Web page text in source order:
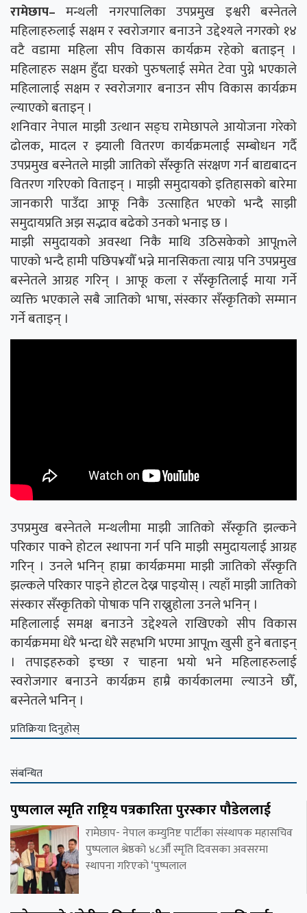
रामेछाप– मन्थली नगरपालिका उपप्रमुख इश्वरी बस्नेतले
महिलाहरुलाई सक्षम र स्वरोजगार बनाउने उद्देश्यले नगरको १४
वटै वडामा महिला सीप विकास कार्यक्रम रहेको बताइन् ।
महिलाहरु सक्षम हुँदा घरको पुरुषलाई समेत टेवा पुग्ने भएकाले
महिलालाई सक्षम र स्वरोजगार बनाउन सीप विकास कार्यक्रम
ल्याएको बताइन् ।
शनिवार नेपाल माझी उत्थान सङ्घ रामेछापले आयोजना गरेको
ढोलक, मादल र झ्याली वितरण कार्यक्रमलाई सम्बोधन गर्दै
उपप्रमुख बस्नेतले माझी जातिको सँस्कृति संरक्षण गर्न बाद्यबादन
वितरण गरिएको विताइन् । माझी समुदायको इतिहासको बारेमा
जानकारी पाउँदा आफू निकै उत्साहित भएको भन्दै साझी
समुदायप्रति अझ सद्भाव बढेको उनको भनाइ छ ।
माझी समुदायको अवस्था निकै माथि उठिसकेको आपूmले
पाएको भन्दै हामी पछिप¥यौँ भन्ने मानसिकता त्याग्न पनि उपप्रमुख
बस्नेतले आग्रह गरिन् । आफू कला र सँस्कृतिलाई माया गर्ने
व्यक्ति भएकाले सबै जातिको भाषा, संस्कार सँस्कृतिको सम्मान
गर्ने बताइन् ।
उपप्रमुख बस्नेतले मन्थलीमा माझी जातिको सँस्कृति झल्कने
परिकार पाक्ने होटल स्थापना गर्न पनि माझी समुदायलाई आग्रह
गरिन् । उनले भनिन् हाम्रा कार्यक्रममा माझी जातिको सँस्कृति
झल्कले परिकार पाइने होटल देख्न पाइयोस् । त्यहाँ माझी जातिको
संस्कार सँस्कृतिको पोषाक पनि राख्नुहोला उनले भनिन् ।
महिलालाई समक्ष बनाउने उद्देश्यले राखिएको सीप विकास
कार्यक्रममा धेरै भन्दा धेरै सहभगि भएमा आपूm खुसी हुने बताइन्
। तपाइहरुको इच्छा र चाहना भयो भने महिलाहरुलाई
स्वरोजगार बनाउने कार्यक्रम हाम्रै कार्यकालमा ल्याउने छौँ,
बस्नेतले भनिन् ।
प्रतिक्रिया दिनुहोस्
संबन्धित
पुष्पलाल स्मृति राष्ट्रिय पत्रकारिता पुरस्कार पौडेललाई
रामेछाप- नेपाल कम्युनिष्ट पार्टीका संस्थापक महासचिव
पुष्पलाल श्रेष्ठको ४८औँ स्मृति दिवसका अवसरमा
स्थापना गरिएको ‘पुष्पलाल